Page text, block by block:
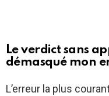
Le verdict sans
démasqué mon
L’erreur la plus